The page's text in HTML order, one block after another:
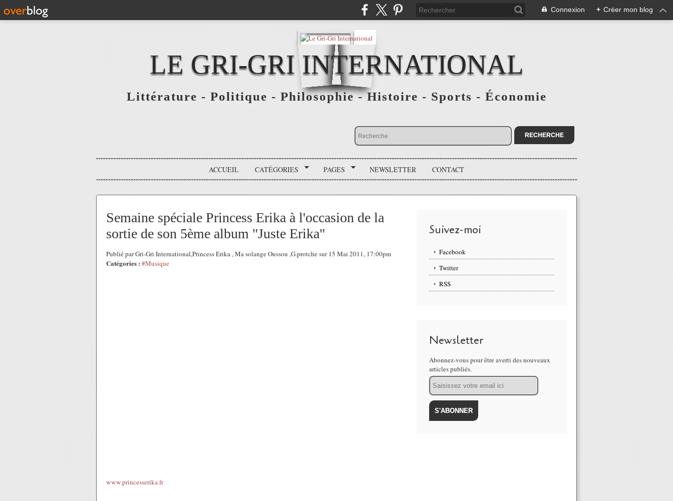
Connexion + Créer mon blog
LE GRI-GRI INTERNATIONAL
Littérature - Politique - Philosophie - Histoire - Sports - Économie
ACCUEIL CATÉGORIES PAGES NEWSLETTER CONTACT
Semaine spéciale Princess Erika à l'occasion de la
sortie de son 5ème album "Juste Erika"
Publié par Gri-Gri International,Princess Erika , Ma solange Oussou ,G.protche sur 15 Mai 2011, 17:00pm
Catégories : #Musique
www.princesserika.fr
Suivez-moi
Facebook
Twitter
RSS
Newsletter
Abonnez-vous pour être averti des nouveaux
articles publiés.
Email